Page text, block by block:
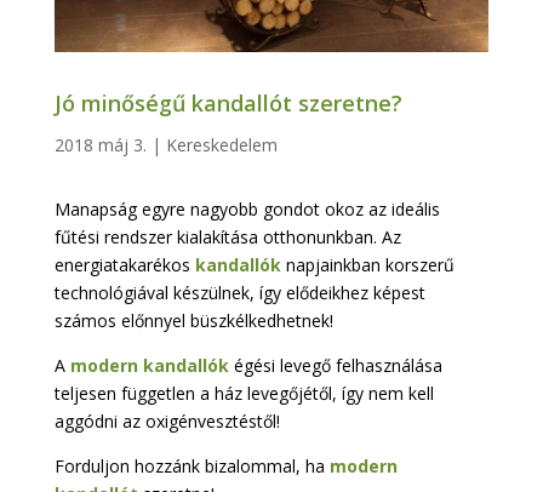
Jó minőségű kandallót szeretne?
2018 máj 3. | Kereskedelem
Manapság egyre nagyobb gondot okoz az ideális
fűtési rendszer kialakítása otthonunkban. Az
energiatakarékos kandallóknapjainkban korszerű
technológiával készülnek, így elődeikhez képest
számos előnnyel büszkélkedhetnek!
A modern kandallókégési levegő felhasználása
teljesen független a ház levegőjétől, így nem kell
aggódni az oxigénvesztéstől!
Forduljon hozzánk bizalommal, ha modern